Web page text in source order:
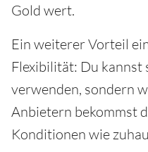
Gold wert.
Ein weiterer Vorteil
Flexibilität: Du kannst
verwenden, sondern
Anbietern bekommst
Konditionen wie